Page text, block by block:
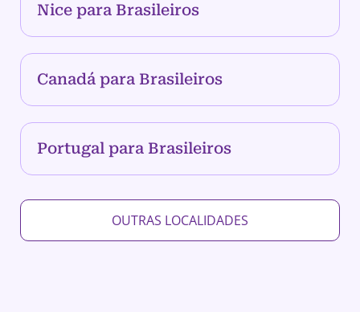
Nice para Brasileiros
Canadá para Brasileiros
Portugal para Brasileiros
OUTRAS LOCALIDADES